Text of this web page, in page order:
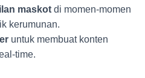
maskot di momen-momen
kerumunan.
untuk membuat konten
time.